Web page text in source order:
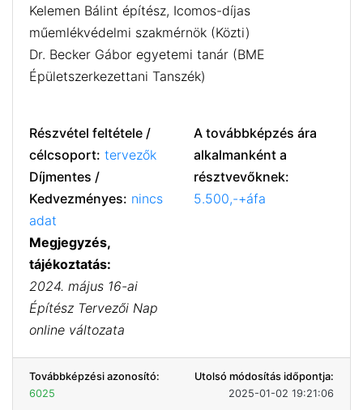
Kelemen Bálint építész, Icomos-díjas
műemlékvédelmi szakmérnök (Közti)
Dr. Becker Gábor egyetemi tanár (BME
Épületszerkezettani Tanszék)
Részvétel feltétele /
célcsoport: tervezők
Díjmentes /
Kedvezményes: nincs
adat
A továbbképzés ára
alkalmanként a
résztvevőknek:
5.500,-+áfa
Megjegyzés,
tájékoztatás:
2024. május 16-ai
Építész Tervezői Nap
online változata
Továbbképzési azonosító:
6025
Utolsó módosítás időpontja:
2025-01-02 19:21:06